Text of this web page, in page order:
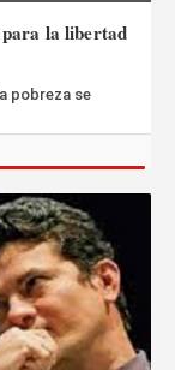
para la libertad
pobreza se